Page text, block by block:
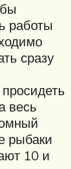
работы
сразу
весь
рыбаки
10 и